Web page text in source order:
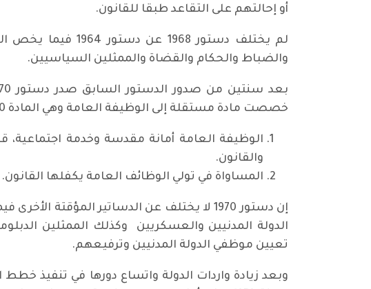
أو إحالتهم على التقاعد طبقا للقانون.
لم يختلف دستور
والضباط والحكام والقضاة والممثلين السياسيين.
خصصت مادة مستقلة إلى الوظيفة العامة وهي المادة 30 التي نصت:
الوظيفة العامة أمانة مقدسة وخدمة اجتماعية،
والقانون.
المساواة في تولي الوظائف العامة يكفلها القانون.
إن دستور 1970 لا يختلف عن الدساتير
الدولة المدنيين والعسكريين وكذلك الممثلين
تعيين موظفي الدولة المدنيين وترفيعهم.